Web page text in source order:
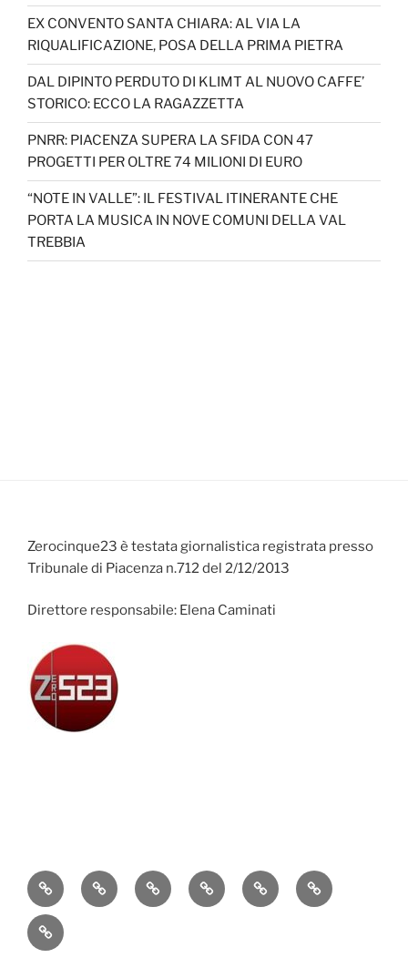
EX CONVENTO SANTA CHIARA: AL VIA LA
RIQUALIFICAZIONE, POSA DELLA PRIMA PIETRA
DAL DIPINTO PERDUTO DI KLIMT AL NUOVO CAFFE’
STORICO: ECCO LA RAGAZZETTA
PNRR: PIACENZA SUPERA LA SFIDA CON 47
PROGETTI PER OLTRE 74 MILIONI DI EURO
“NOTE IN VALLE”: IL FESTIVAL ITINERANTE CHE
PORTA LA MUSICA IN NOVE COMUNI DELLA VAL
TREBBIA
Zerocinque23 è testata giornalistica registrata presso
Tribunale di Piacenza n.712 del 2/12/2013
Direttore responsabile: Elena Caminati
AttualitàCronacaPolitica EconomiaCultura Sport
Contatti